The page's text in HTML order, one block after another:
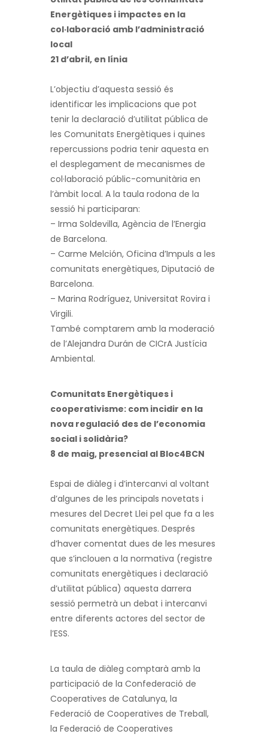
Energètiques i impactes en la
col·laboració amb l’administració
local
21 d’abril, en línia
L’objectiu d’aquesta sessió és
identificar les implicacions que pot
tenir la declaració d’utilitat pública de
les Comunitats Energètiques i quines
repercussions podria tenir aquesta en
el desplegament de mecanismes de
col·laboració públic-comunitària en
l’àmbit local. A la taula rodona de la
sessió hi participaran:
– Irma Soldevilla, Agència de l’Energia
de Barcelona.
– Carme Melción, Oficina d’Impuls a les
comunitats energètiques, Diputació de
Barcelona.
– Marina Rodríguez, Universitat Rovira i
Virgili.
També comptarem amb la moderació
de l’Alejandra Durán de CICrA Justícia
Ambiental.
Comunitats Energètiques i
cooperativisme: com incidir en la
nova regulació des de l’economia
social i solidària?
8 de maig, presencial al Bloc4BCN
Espai de diàleg i d’intercanvi al voltant
d’algunes de les principals novetats i
mesures del Decret Llei pel que fa a les
comunitats energètiques. Després
d’haver comentat dues de les mesures
que s’inclouen a la normativa (registre
comunitats energètiques i declaració
d’utilitat pública) aquesta darrera
sessió permetrà un debat i intercanvi
entre diferents actores del sector de
l’ESS.
La taula de diàleg comptarà amb la
participació de la Confederació de
Cooperatives de Catalunya, la
Federació de Cooperatives de Treball,
la Federació de Cooperatives